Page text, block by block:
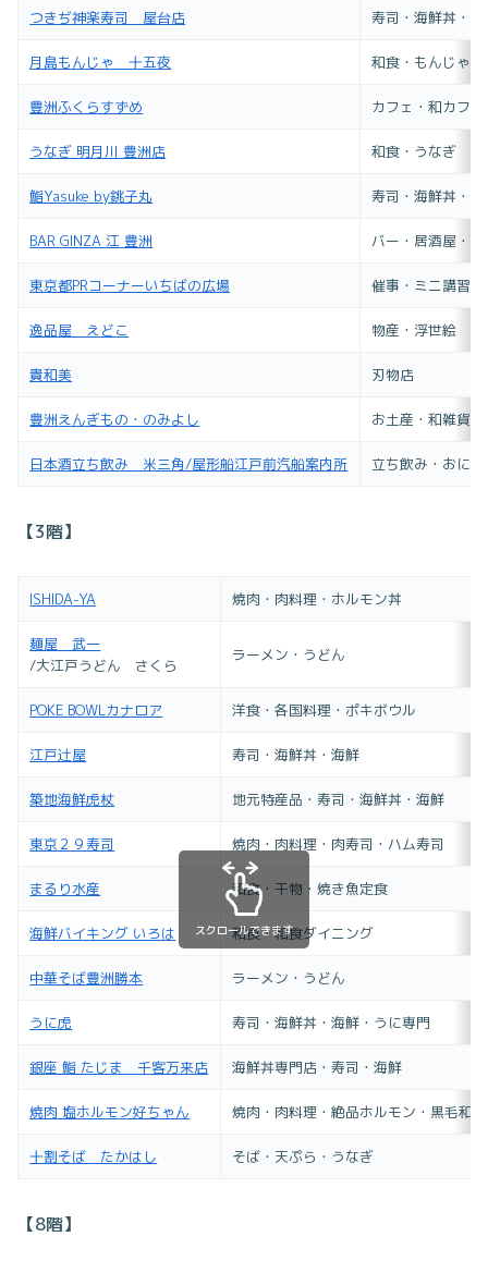
つきぢ神楽寿司 屋台店 寿司・海鮮丼・
月島もんじゃ 十五夜 和食・もんじゃ
豊洲ふくらすずめ カフェ・和カフェ
うなぎ 明月川 豊洲店 和食・うなぎ
鮨Yasuke by銚子丸 寿司・海鮮丼・
BAR GINZA 江 豊洲 バー・居酒屋・
東京都PRコーナーいちばの広場 催事・ミニ講習
逸品屋 えどこ 物産・浮世絵
貴和美 刃物店
豊洲えんぎもの・のみよし お土産・和雑貨・
日本酒立ち飲み 米三角/屋形船江戸前汽船案内所 立ち飲み・おに
【3階】
ISHIDA-YA 焼肉・肉料理・ホルモン丼
麺屋 武一
/大江戸うどん さくら
ラーメン・うどん
POKE BOWLカナロア 洋食・各国料理・ポキボウル
江戸辻屋 寿司・海鮮丼・海鮮
築地海鮮虎杖 地元特産品・寿司・海鮮丼・海鮮
東京２９寿司 焼肉・肉料理・肉寿司・ハム寿司
まるり水産 和食・干物・焼き魚定食
海鮮バイキング いろは 和食・和食ダイニング
中華そば豊洲勝本 ラーメン・うどん
うに虎 寿司・海鮮丼・海鮮・うに専門
銀座 鮨 たじま 千客万来店 海鮮丼専門店・寿司・海鮮
焼肉 塩ホルモン好ちゃん 焼肉・肉料理・絶品ホルモン・黒毛和牛
十割そば たかはし そば・天ぷら・うなぎ
スクロールできます
【8階】